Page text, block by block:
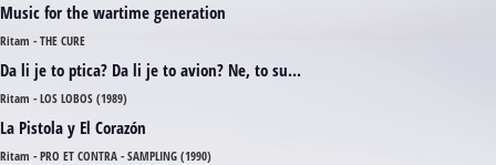
Music for the wartime generation
Ritam - THE CURE
Da li je to ptica? Da li je to avion? Ne, to su...
Ritam - LOS LOBOS (1989)
La Pistola y El Corazón
Ritam - PRO ET CONTRA - SAMPLING (1990)